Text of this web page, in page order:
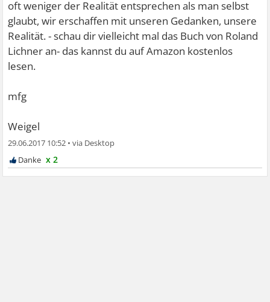
oft weniger der Realität entsprechen als man selbst
glaubt, wir erschaffen mit unseren Gedanken, unsere
Realität. - schau dir vielleicht mal das Buch von Roland
Lichner an- das kannst du auf Amazon kostenlos
lesen.
mfg
Weigel
29.06.2017 10:52 •
x 2